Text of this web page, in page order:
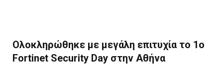
Ολοκληρώθηκε με μεγάλη επιτυχία το 1ο
Fortinet Security Day στην Αθήνα